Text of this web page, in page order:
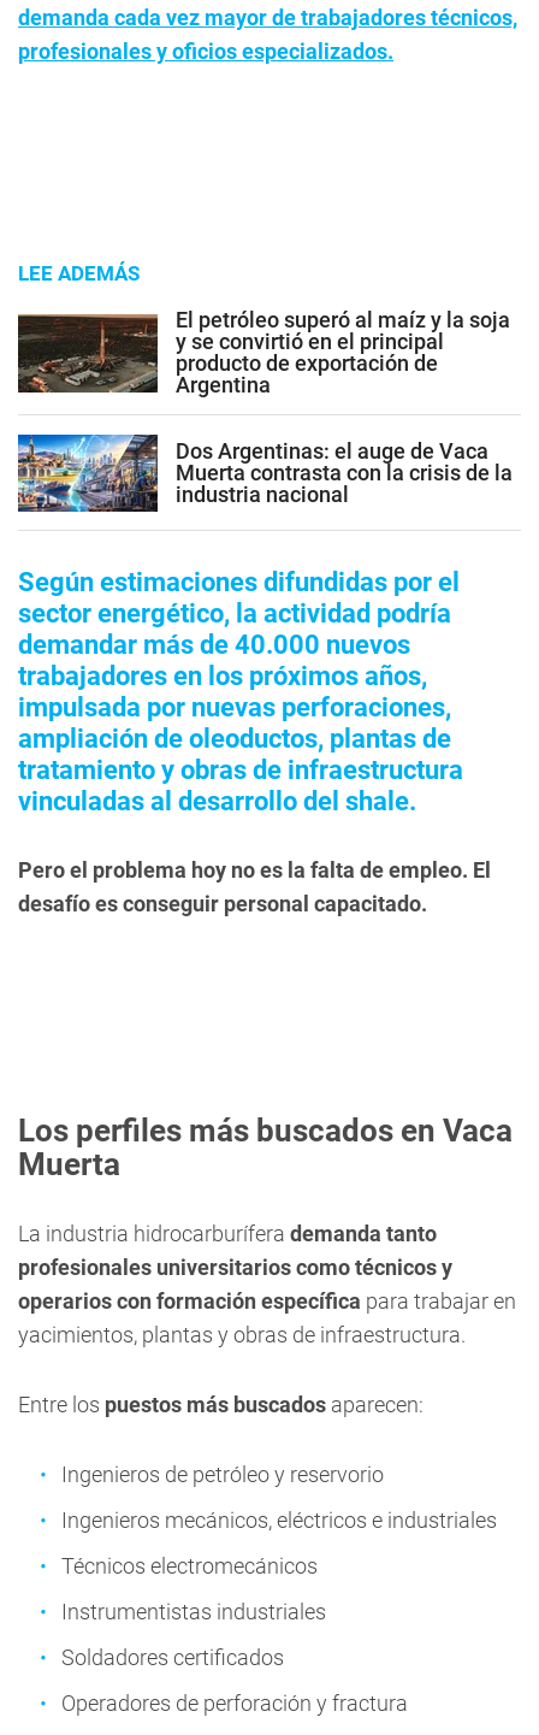
demanda cada vez mayor de trabajadores técnicos,
profesionales y oficios especializados.
LEE ADEMÁS
El petróleo superó al maíz y la soja
y se convirtió en el principal
producto de exportación de
Argentina
Dos Argentinas: el auge de Vaca
Muerta contrasta con la crisis de la
industria nacional
Según estimaciones difundidas por el
sector energético, la actividad podría
demandar más de 40.000 nuevos
trabajadores en los próximos años,
impulsada por nuevas perforaciones,
ampliación de oleoductos, plantas de
tratamiento y obras de infraestructura
vinculadas al desarrollo del shale.
Pero el problema hoy no es la falta de empleo. El
desafío es conseguir personal capacitado.
Los perfiles más buscados en Vaca
Muerta
La industria hidrocarburífera demanda tanto
profesionales universitarios como técnicos y
operarios con formación específica para trabajar en
yacimientos, plantas y obras de infraestructura.
Entre los puestos más buscados aparecen:
Ingenieros de petróleo y reservorio
Ingenieros mecánicos, eléctricos e industriales
Técnicos electromecánicos
Instrumentistas industriales
Soldadores certificados
Operadores de perforación y fractura